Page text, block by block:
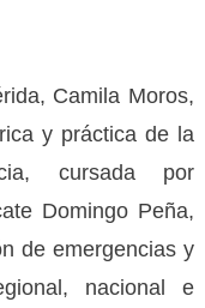
Camila Moros,
y práctica de la
cursada por
Domingo Peña,
de emergencias y
nacional e